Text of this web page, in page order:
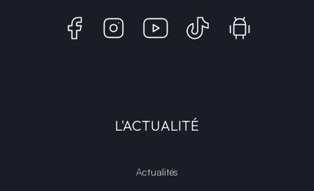
L'ACTUALITÉ
Actualités